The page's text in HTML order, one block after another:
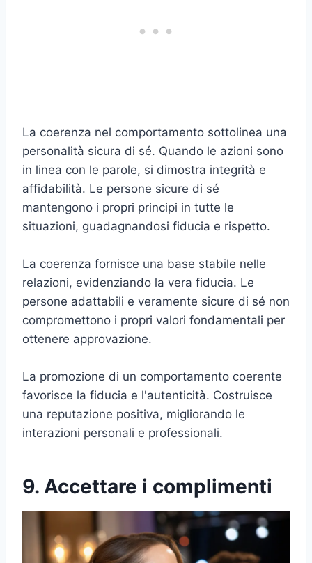
La coerenza nel comportamento sottolinea una
personalità sicura di sé. Quando le azioni sono
in linea con le parole, si dimostra integrità e
affidabilità. Le persone sicure di sé
mantengono i propri principi in tutte le
situazioni, guadagnandosi fiducia e rispetto.
La coerenza fornisce una base stabile nelle
relazioni, evidenziando la vera fiducia. Le
persone adattabili e veramente sicure di sé non
compromettono i propri valori fondamentali per
ottenere approvazione.
La promozione di un comportamento coerente
favorisce la fiducia e l'autenticità. Costruisce
una reputazione positiva, migliorando le
interazioni personali e professionali.
9. Accettare i complimenti